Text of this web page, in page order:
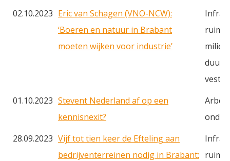
02.10.2023 Eric van Schagen (VNO-NCW):
‘Boeren en natuur in Brabant
moeten wijken voor industrie’
milieu
01.10.2023 Stevent Nederland af op een
kennisnexit?
28.09.2023 Vijf tot tien keer de Efteling aan
bedrijventerreinen nodig in Brabant: